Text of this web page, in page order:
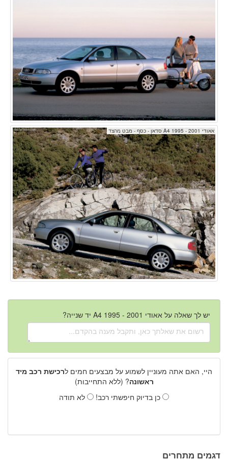
אאודי A4 1995 - 2001 סדאן - כסף - מבט מהצד
יש לך שאלה על אאודי A4 1995 - 2001 יד שנייה?
היי, האם אתה מעוניין לשמוע על מבצעים חמים לרכישת רכב מיד
ראשונה? (ללא התחייבות)
כן בדיוק חיפשתי רכב!
לא תודה
דגמים מתחרים